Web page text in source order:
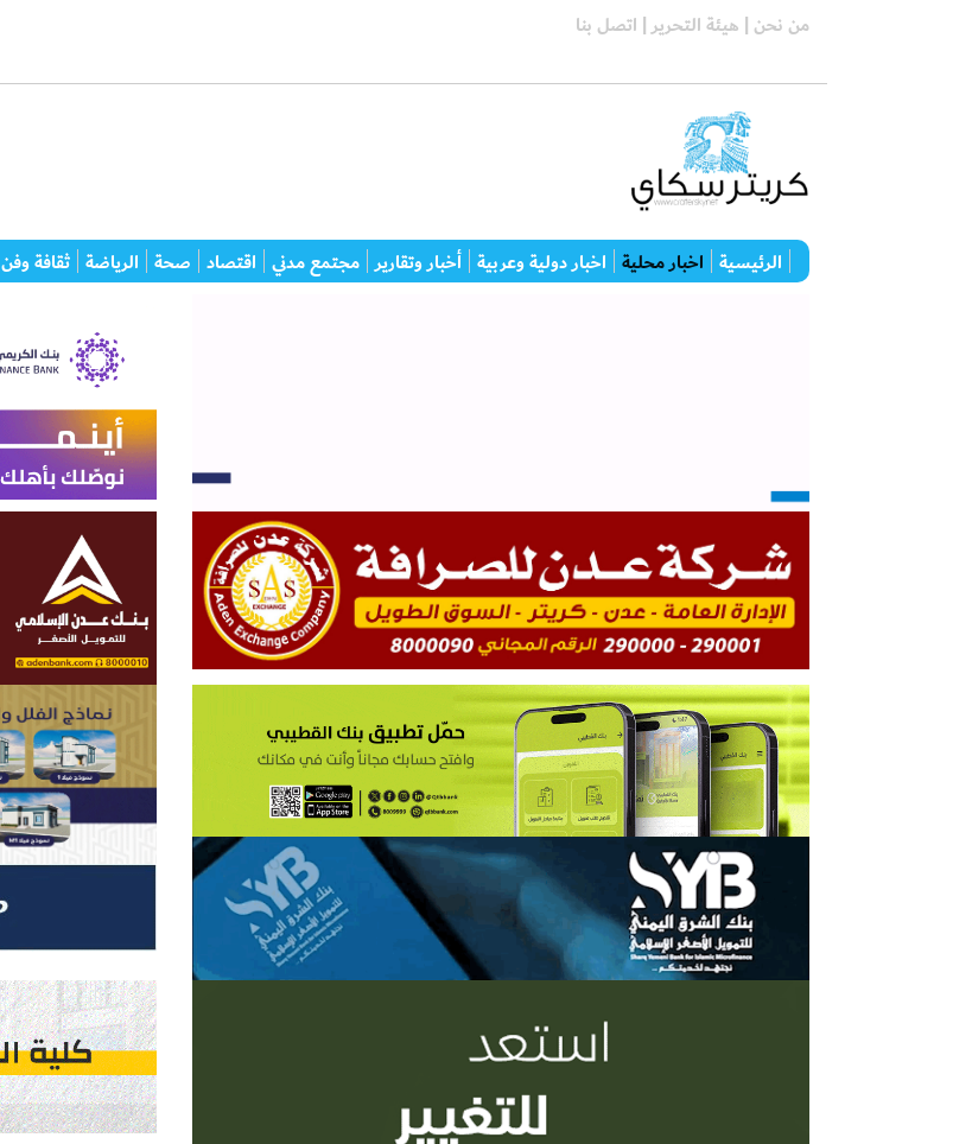
من نحن | هيئة التحرير | اتصل بنا
الرئيسية اخبار محلية اخبار دولية وعربية أخبار وتقارير مجتمع مدني اقتصاد صحة الرياضة ثقافة وفن